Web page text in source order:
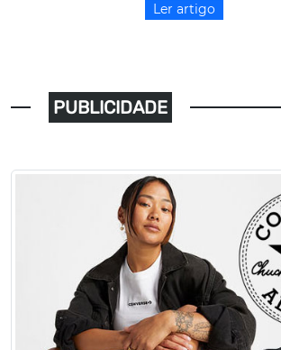
Ler artigo
PUBLICIDADE